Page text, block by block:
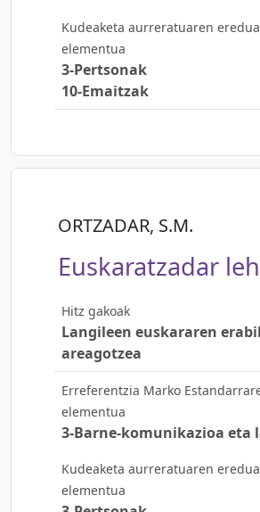
Kudeaketa aurreratuaren
elementua
3-Pertsonak
10-Emaitzak
ORTZADAR, S.M.
Euskaratzadar
Hitz gakoak
Langileen euskararen
areagotzea
Erreferentzia Marko
elementua
3-Barne-komunikazioa eta
Kudeaketa aurreratuaren
elementua